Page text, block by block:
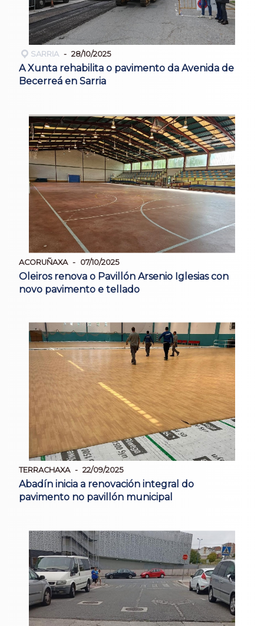
SARRIA 28/10/2025
A Xunta rehabilita o pavimento da Avenida de
Becerreá en Sarria
ACORUÑAXA 07/10/2025
Oleiros renova o Pavillón Arsenio Iglesias con
novo pavimento e tellado
TERRACHAXA 22/09/2025
Abadín inicia a renovación integral do
pavimento no pavillón municipal